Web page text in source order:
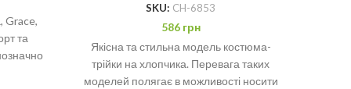
Grace,
та
SKU: CH-6853
586 грн
Якісна та стильна модель костюма-
трійки на хлопчика. Перевага таких
моделей полягає в можливості носити